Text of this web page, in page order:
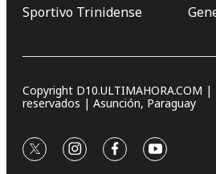
Sportivo Trinidense
Copyright D10.ULTIMAHORA.COM
reservados | Asunción, Paraguay
twitterinstagram
facebookyoutube